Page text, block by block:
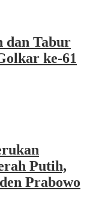
Tabur
ke-61
Putih,
Prabowo